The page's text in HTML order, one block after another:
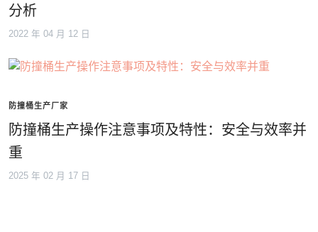
分析
2022 年 04 月 12 日
防撞桶生产厂家
防撞桶生产操作注意事项及特性：安全与效率并
重
2025 年 02 月 17 日